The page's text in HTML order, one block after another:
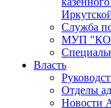
Служба
МУП
Власть
Отделы
Новости